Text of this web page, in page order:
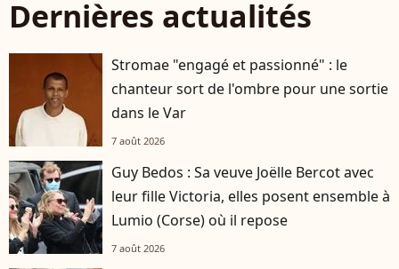
Dernières actualités
Stromae "engagé et passionné" : le
chanteur sort de l'ombre pour une sortie
dans le Var
7 août 2026
Guy Bedos : Sa veuve Joëlle Bercot avec
leur fille Victoria, elles posent ensemble à
Lumio (Corse) où il repose
7 août 2026